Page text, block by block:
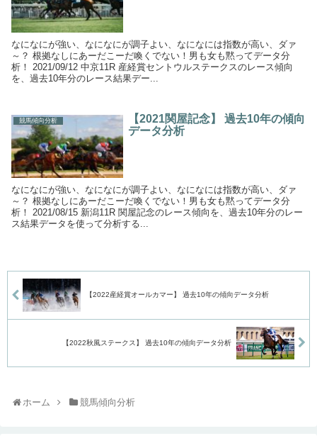
なになにが強い、なになにが調子よい、なになには指数が高い、ダァ
～？ 根拠なしにあーだこーだ喚くでない！男も女も黙ってデータ分
析！ 2021/09/12 中京11R 産経賞セントウルステークスのレース傾向
を、過去10年分のレース結果デー...
競馬傾向分析
【2021関屋記念】 過去10年の傾向
データ分析
なになにが強い、なになにが調子よい、なになには指数が高い、ダァ
～？ 根拠なしにあーだこーだ喚くでない！男も女も黙ってデータ分
析！ 2021/08/15 新潟11R 関屋記念のレース傾向を、過去10年分のレー
ス結果データを使って分析する...
【2022産経賞オールカマー】 過去10年の傾向データ分析
【2022秋風ステークス】 過去10年の傾向データ分析
ホーム 競馬傾向分析